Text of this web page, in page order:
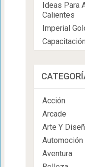
Ideas Para
Calientes
Imperial
Acción
Arcade
Arte Y
Automoción
Aventura